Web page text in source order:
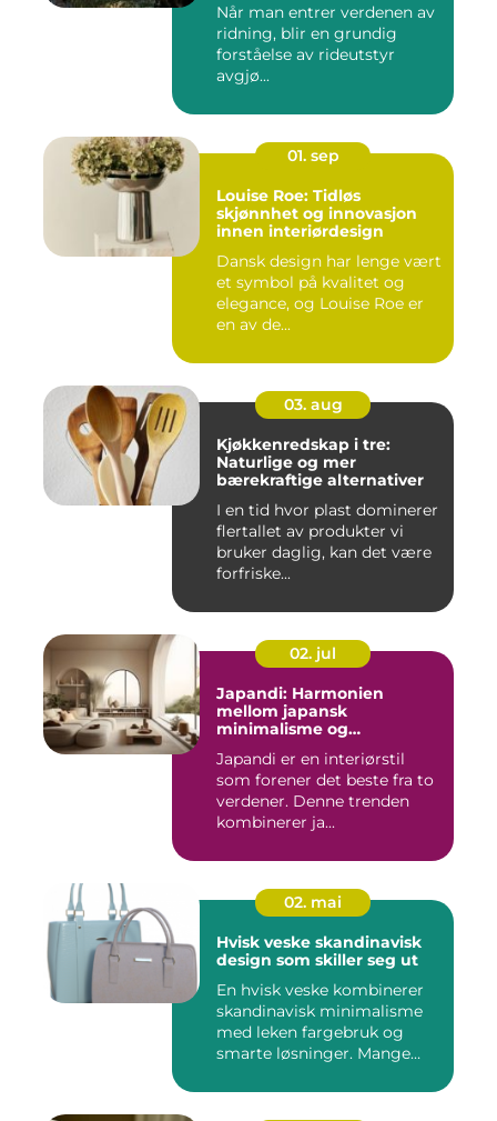
Når man entrer verdenen av
ridning, blir en grundig
forståelse av rideutstyr
avgjø...
01. sep
Louise Roe: Tidløs
skjønnhet og innovasjon
innen interiørdesign
Dansk design har lenge vært
et symbol på kvalitet og
elegance, og Louise Roe er
en av de...
03. aug
Kjøkkenredskap i tre:
Naturlige og mer
bærekraftige alternativer
I en tid hvor plast dominerer
flertallet av produkter vi
bruker daglig, kan det være
forfriske...
02. jul
Japandi: Harmonien
mellom japansk
minimalisme og
Japandi er en interiørstil
som forener det beste fra to
verdener. Denne trenden
kombinerer ja...
02. mai
Hvisk veske skandinavisk
design som skiller seg ut
En hvisk veske kombinerer
skandinavisk minimalisme
med leken fargebruk og
smarte løsninger. Mange